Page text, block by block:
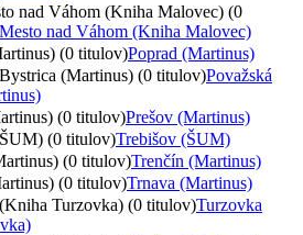
nad Váhom (Kniha Malovec) (0
nad Váhom (Kniha Malovec)
(0 titulov)Poprad (Martinus)
(Martinus) (0 titulov)Považská
(0 titulov)Prešov (Martinus)
(0 titulov)Trebišov (ŠUM)
(0 titulov)Trenčín (Martinus)
(0 titulov)Trnava (Martinus)
Turzovka) (0 titulov)Turzovka